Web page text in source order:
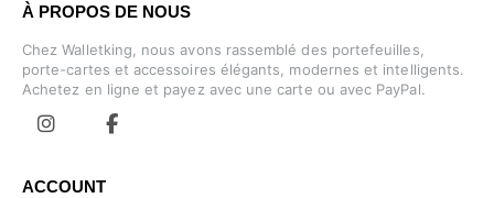
À PROPOS DE NOUS
Chez Walletking, nous avons rassemblé des portefeuilles,
porte-cartes et accessoires élégants, modernes et intelligents.
Achetez en ligne et payez avec une carte ou avec PayPal.
ACCOUNT